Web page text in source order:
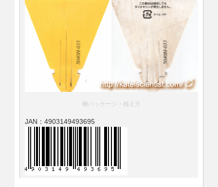
種パッケージ・植え方
JAN：4903149493695